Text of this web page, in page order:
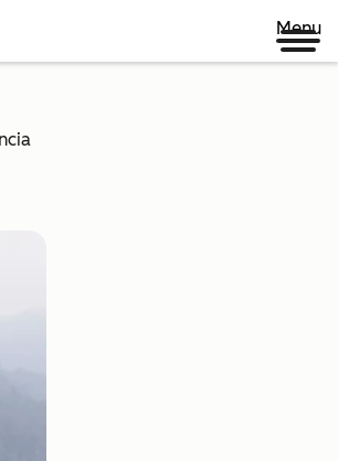
Menu